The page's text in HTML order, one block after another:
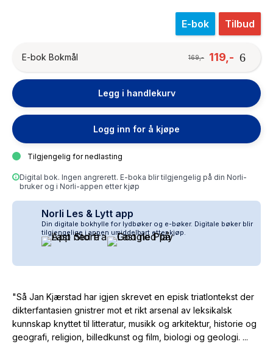
E-bok Tilbud
E-bok Bokmål 119,-
169,-
Legg i handlekurv
Logg inn for å kjøpe
Tilgjengelig for nedlasting
Digital bok. Ingen angrerett. E-boka blir tilgjengelig på din Norli-
bruker og i Norli-appen etter kjøp
Norli Les & Lytt app
Din digitale bokhylle for lydbøker og e-bøker. Digitale bøker blir
tilgjengelige i appen umiddelbart etter kjøp.
"Så Jan Kjærstad har igjen skrevet en episk triatlontekst der
dikterfantasien gnistrer mot et rikt arsenal av leksikalsk
kunnskap knyttet til litteratur, musikk og arkitektur, historie og
geografi, religion, billedkunst og film, biologi og geologi. ...